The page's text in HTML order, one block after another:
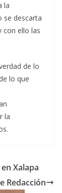
la
se descarta
con ello las
de lo
lo que
la
Xalapa
Redacción